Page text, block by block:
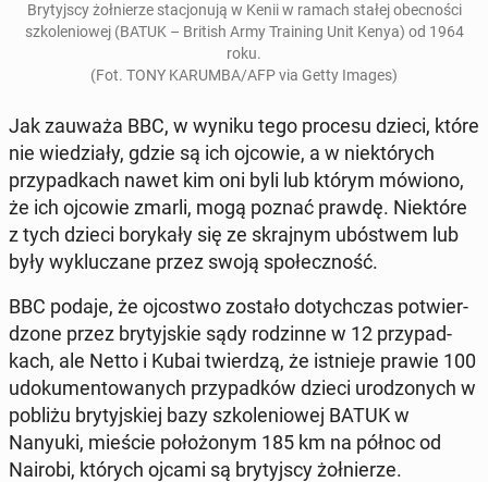
Bry­tyj­scy żoł­nie­rze sta­cjo­nu­ją w Kenii w ramach stałej obec­no­ści
szko­le­nio­wej (BATUK – British Army Tra­ining Unit Kenya) od 1964
roku.
(Fot. TONY KARUMBA/AFP via Getty Images)
Jak zauważa BBC, w wyniku tego procesu dzieci, które
nie wie­dzia­ły, gdzie są ich ojcowie, a w nie­któ­rych
przy­pad­kach nawet kim oni byli lub którym mówiono,
że ich ojcowie zmarli, mogą poznać prawdę. Nie­któ­re
z tych dzieci bo­ry­ka­ły się ze skraj­nym ubó­stwem lub
były wy­klu­cza­ne przez swoją spo­łecz­ność.
BBC podaje, że oj­co­stwo zostało do­tych­czas po­twier­
dzo­ne przez bry­tyj­skie sądy ro­dzin­ne w 12 przy­pad­
kach, ale Netto i Kubai twier­dzą, że ist­nie­je prawie 100
udo­ku­men­to­wa­nych przy­pad­ków dzieci uro­dzo­nych w
pobliżu bry­tyj­skiej bazy szko­le­nio­wej BATUK w
Nanyuki, mieście po­ło­żo­nym 185 km na północ od
Nairobi, których ojcami są bry­tyj­scy żoł­nie­rze.